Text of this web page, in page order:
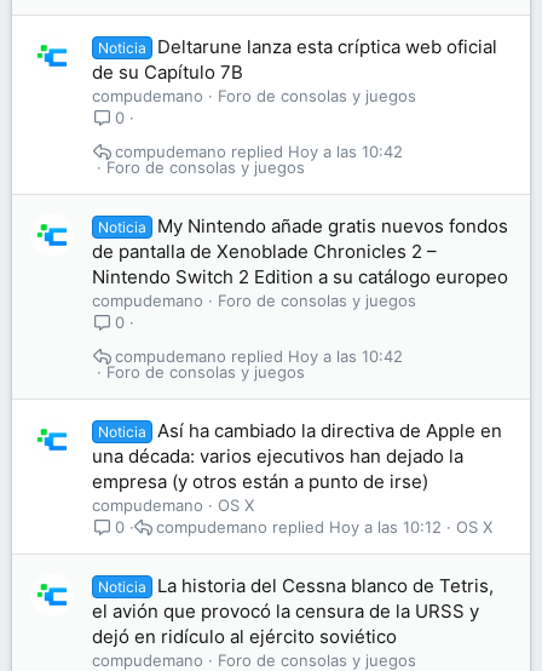
Noticia
Deltarune lanza esta críptica web oficial
de su Capítulo 7B
compudemano
Foro de consolas y juegos
0
Foro de consolas y juegos
Hoy a las 10:42
compudemano
Noticia
My Nintendo añade gratis nuevos fondos
de pantalla de Xenoblade Chronicles 2 –
Nintendo Switch 2 Edition a su catálogo europeo
compudemano
Foro de consolas y juegos
0
Foro de consolas y juegos
Hoy a las 10:42
compudemano
Noticia
Así ha cambiado la directiva de Apple en
una década: varios ejecutivos han dejado la
empresa (y otros están a punto de irse)
compudemano
OS X
0
OS X
Hoy a las 10:12
compudemano
Noticia
La historia del Cessna blanco de Tetris,
el avión que provocó la censura de la URSS y
dejó en ridículo al ejército soviético
compudemano
Foro de consolas y juegos